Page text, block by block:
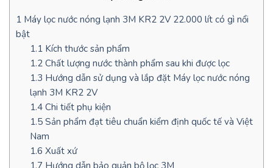
1 Máy lọc nước nóng lạnh 3M KR2 2V 22.000 lít có gì nổi
bật
1.1Kích thước sản phẩm
1.2Chất lượng nước thành phẩm sau khi được lọc
1.3 Hướng dẫn sử dụng và lắp đặt Máy lọc nước nóng
lạnh 3M KR2 2V
1.4Chi tiết phụ kiện
1.5Sản phẩm đạt tiêu chuẩn kiểm định quốc tế và Việt
Nam
1.6 Xuất xứ
1.7 Hướng dẫn bảo quản bộ lọc 3M